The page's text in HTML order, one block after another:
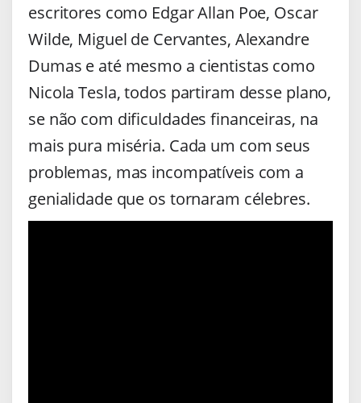
escritores como Edgar Allan Poe, Oscar
Wilde, Miguel de Cervantes, Alexandre
Dumas e até mesmo a cientistas como
Nicola Tesla, todos partiram desse plano,
se não com dificuldades financeiras, na
mais pura miséria. Cada um com seus
problemas, mas incompatíveis com a
genialidade que os tornaram célebres.